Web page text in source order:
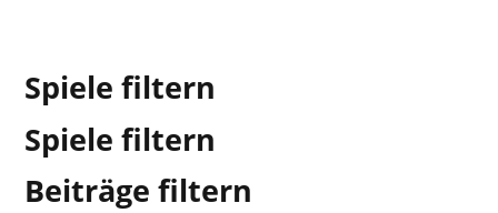
Spiele filtern
Spiele filtern
Beiträge filtern